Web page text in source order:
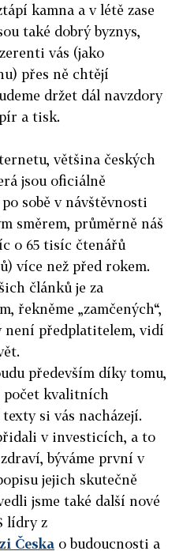
kamna a v létě zase
také dobrý byznys,
vás (jako
přes ně chtějí
držet dál navzdory
a tisk.
většina českých
jsou oficiálně
sobě v návštěvnosti
směrem, průměrně náš
o 65 tisíc čtenářů
více než před rokem.
článků je za
řekněme „zamčených“,
není předplatitelem, vidí
především díky tomu,
počet kvalitních
si vás nacházejí.
v investicích, a to
býváme první v
jejich skutečně
jsme také další nové
lídry z
Česka o budoucnosti a